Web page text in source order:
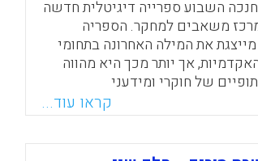
השבוע ספרייה דיגיטלית חדשה
משאבים למחקר. הספריה
הדיגיטילית DigiNole מייצגת את המילה האחרונה בתחומי
אך יותר מכך היא מהווה
של חוקרי ומידעני
בסקירה מוצגת גם הערכה לגבי
בספרייה הדיגיטלית של
סלנט).
קראו עוד...